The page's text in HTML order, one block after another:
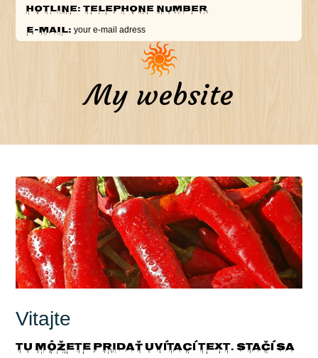
Hotline: telephone number
E-mail:your e-mail adress
My website
Vitajte
Tu môžete pridať uvítací text. Stačí sa